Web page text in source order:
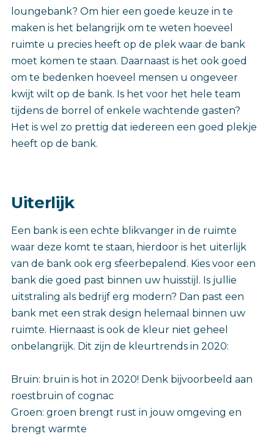
loungebank? Om hier een goede keuze in te
maken is het belangrijk om te weten hoeveel
ruimte u precies heeft op de plek waar de bank
moet komen te staan. Daarnaast is het ook goed
om te bedenken hoeveel mensen u ongeveer
kwijt wilt op de bank. Is het voor het hele team
tijdens de borrel of enkele wachtende gasten?
Het is wel zo prettig dat iedereen een goed plekje
heeft op de bank.
Uiterlijk
Een bank is een echte blikvanger in de ruimte
waar deze komt te staan, hierdoor is het uiterlijk
van de bank ook erg sfeerbepalend. Kies voor een
bank die goed past binnen uw huisstijl. Is jullie
uitstraling als bedrijf erg modern? Dan past een
bank met een strak design helemaal binnen uw
ruimte. Hiernaast is ook de kleur niet geheel
onbelangrijk. Dit zijn de kleurtrends in 2020:
Bruin: bruin is hot in 2020! Denk bijvoorbeeld aan
roestbruin of cognac
Groen: groen brengt rust in jouw omgeving en
brengt warmte